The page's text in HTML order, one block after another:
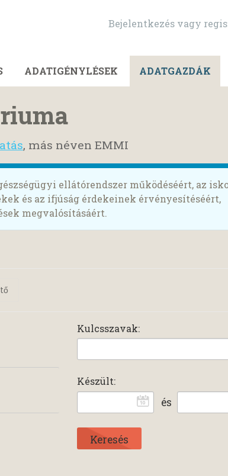
Bejelentkezés vagy
ADATIGÉNYLÉSEK ADATGAZDÁK
, más néven EMMI
ellátórendszer működéséért, az
és az ifjúság érdekeinek érvényesítéséért,
megvalósításáért.
Kulcsszavak:
Készült:
és